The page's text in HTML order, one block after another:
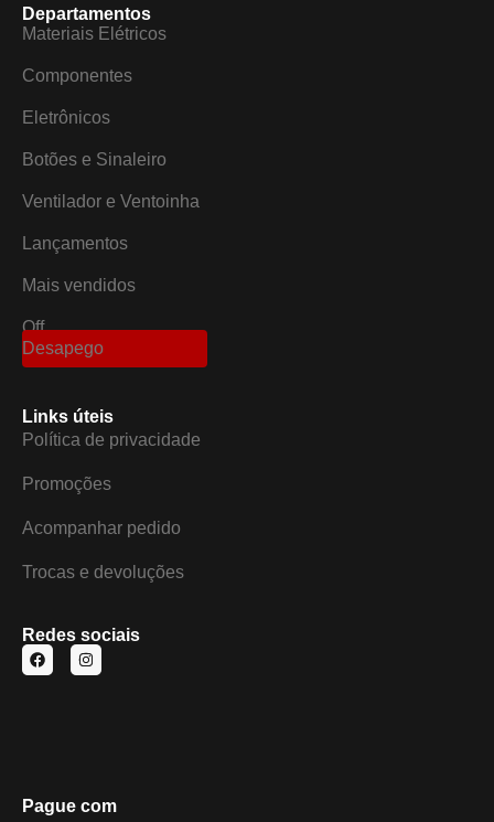
Departamentos
Materiais Elétricos
Componentes
Eletrônicos
Botões e Sinaleiro
Ventilador e Ventoinha
Lançamentos
Mais vendidos
Off
Desapego
Links úteis
Política de privacidade
Promoções
Acompanhar pedido
Trocas e devoluções
Redes sociais
Pague com